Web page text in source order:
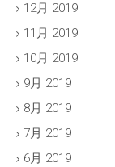
12月 2019
11月 2019
10月 2019
9月 2019
8月 2019
7月 2019
6月 2019